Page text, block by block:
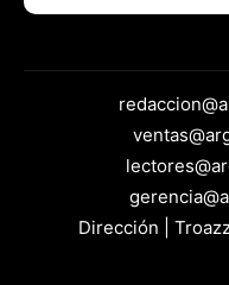
Dirección |